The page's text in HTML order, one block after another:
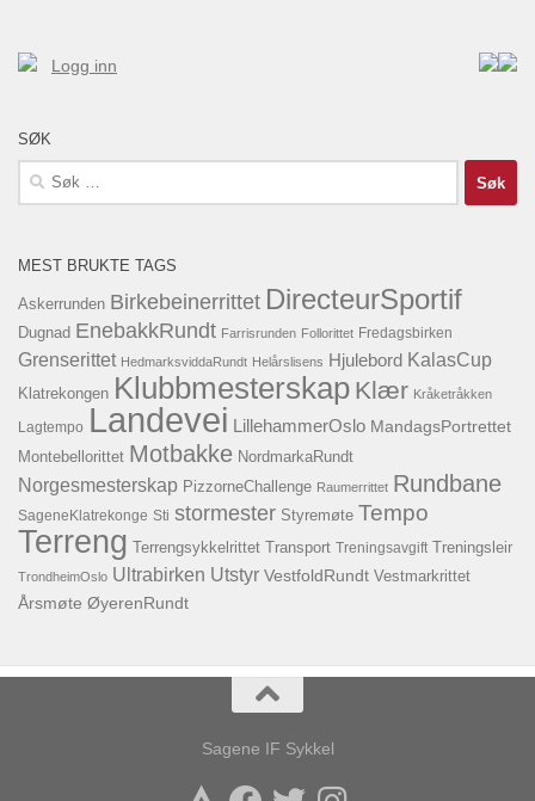
Logg inn
SØK
Søk
etter:
MEST BRUKTE TAGS
Askerrunden Birkebeinerrittet DirecteurSportif
Dugnad EnebakkRundt Farrisrunden Follorittet Fredagsbirken
Grenserittet HedmarksviddaRundt Helårslisens Hjulebord KalasCup
Klatrekongen Klubbmesterskap Klær Kråketråkken
Lagtempo Landevei LillehammerOslo MandagsPortrettet
Montebellorittet Motbakke NordmarkaRundt
Norgesmesterskap PizzorneChallenge Raumerrittet Rundbane
SageneKlatrekonge Sti stormester Styremøte Tempo
Terreng Terrengsykkelrittet Transport Treningsavgift Treningsleir
TrondheimOslo Ultrabirken Utstyr VestfoldRundt Vestmarkrittet
Årsmøte ØyerenRundt
Sagene IF Sykkel